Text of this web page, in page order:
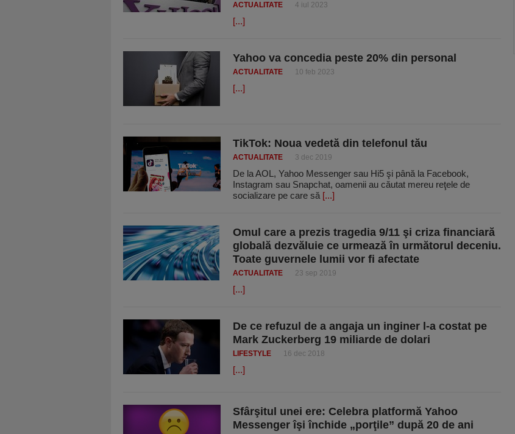
ACTUALITATE 4 iul 2023
[...]
Yahoo va concedia peste 20% din personal
ACTUALITATE 10 feb 2023
[...]
TikTok: Noua vedetă din telefonul tău
ACTUALITATE 3 dec 2019
De la AOL, Yahoo Messenger sau Hi5 şi până la Facebook,
Instagram sau Snapchat, oamenii au căutat mereu reţele de
socializare pe care să [...]
Omul care a prezis tragedia 9/11 şi criza financiară
globală dezvăluie ce urmează în următorul deceniu.
Toate guvernele lumii vor fi afectate
ACTUALITATE 23 sep 2019
[...]
De ce refuzul de a angaja un inginer l-a costat pe
Mark Zuckerberg 19 miliarde de dolari
LIFESTYLE 16 dec 2018
[...]
Sfârşitul unei ere: Celebra platformă Yahoo
Messenger îşi închide „porţile” după 20 de ani